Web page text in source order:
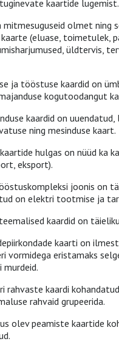
kaartide lugemist.
mitmesuguseid olmet ning
(eluase, toimetulek,
üldtervis,
ja tööstuse kaardid on
kogutoodangut
kaardid on
ning mesinduse kaart.
hulgas on nüüd ka
eksport).
joonis on
on elektri tootmise ja
kaardid on
kaarti on
vormidega eristamaks
murdeid.
rahvaste kaardi
rahvaid grupeerida.
olev peamiste kaartide